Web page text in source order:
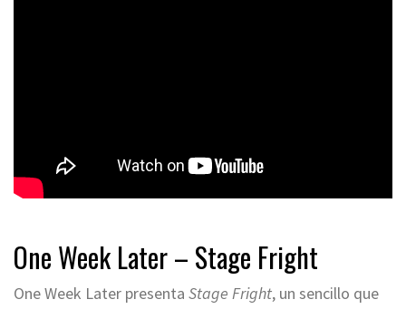
One Week Later – Stage Fright
One Week Later presenta Stage Fright, un sencillo que